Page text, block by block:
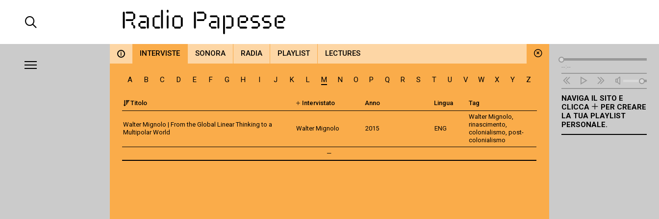
i INTERVISTE SONORA RADIA PLAYLIST LECTURES
A B C D E F G H I J K L M N O P Q R S T U V W X Y Z
Titolo Intervistato Anno Lingua Tag
Walter Mignolo | From the Global Linear Thinking to a
Multipolar World
Walter Mignolo 2015 ENG
Walter Mignolo,
rinascimento,
colonialismo, post-
colonialismo
—
Lettore
Audio
--:--
NAVIGA IL SITO E
CLICCA
PER CREARE
LA TUA PLAYLIST
PERSONALE.